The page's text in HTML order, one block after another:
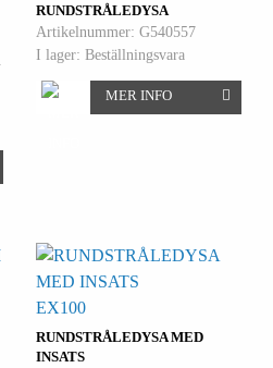
RUNDSTRÅLEDYSA
Artikelnummer: G540557
I lager: Beställningsvara
MER INFO
RUNDSTRÅLEDYSA MED
INSATS
EX100